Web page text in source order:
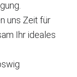
uns Zeit für
Ihr ideales